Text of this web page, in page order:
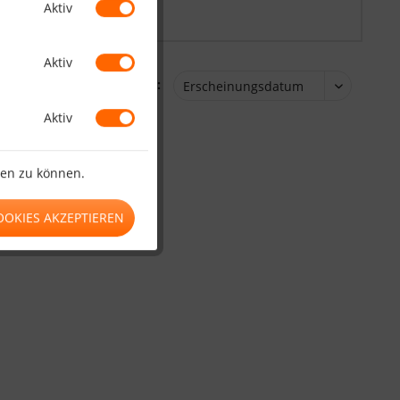
Sortierung:
Aktiv
Aktiv
Aktiv
zu können.
AKZEPTIEREN